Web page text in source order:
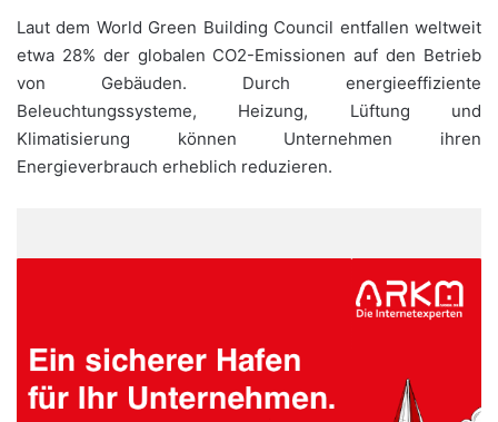
Laut dem World Green Building Council entfallen weltweit
etwa 28% der globalen CO2-Emissionen auf den Betrieb
von Gebäuden. Durch energieeffiziente
Beleuchtungssysteme, Heizung, Lüftung und
Klimatisierung können Unternehmen ihren
Energieverbrauch erheblich reduzieren.